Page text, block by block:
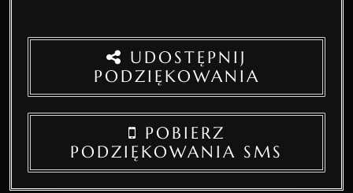
UDOSTĘPNIJ
PODZIĘKOWANIA
POBIERZ
PODZIĘKOWANIA SMS